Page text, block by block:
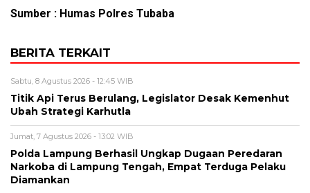
Sumber : Humas Polres Tubaba
BERITA TERKAIT
Sabtu, 8 Agustus 2026 - 12:45 WIB
Titik Api Terus Berulang, Legislator Desak Kemenhut
Ubah Strategi Karhutla
Jumat, 7 Agustus 2026 - 13:02 WIB
Polda Lampung Berhasil Ungkap Dugaan Peredaran
Narkoba di Lampung Tengah, Empat Terduga Pelaku
Diamankan